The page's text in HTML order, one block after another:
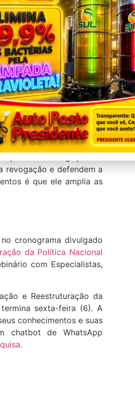
ensino registradas pelo
por 84,2%,
modelo, parte das aulas
Comum Curricular
um itinerário para
exemplo, às áreas de
ensino técnico. A oferta
a revogação do
revogação e defendem a
é que ele amplia as
cronograma divulgado
da Política Nacional
com Especialistas,
e Reestruturação da
sexta-feira (6). A
conhecimentos e suas
chatbot de WhatsApp